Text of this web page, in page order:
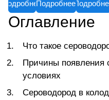
-Т
ПодробнееПодробнее
Оглавление
Что такое
Причины появления
условиях
Сероводород в